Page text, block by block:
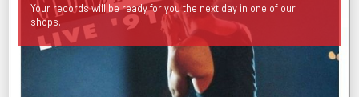
Your records will be ready for you the next day in one of our
shops.